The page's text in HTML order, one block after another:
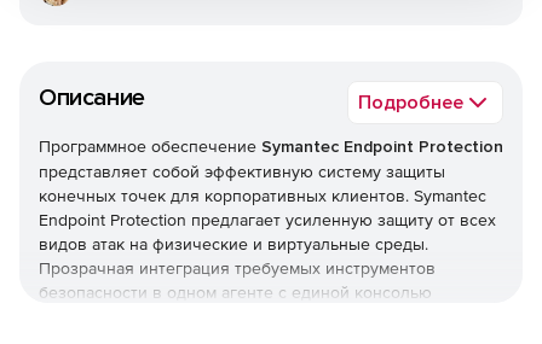
Описание Подробнее
Программное обеспечение Symantec Endpoint Protection
представляет собой эффективную систему защиты
конечных точек для корпоративных клиентов. Symantec
Endpoint Protection предлагает усиленную защиту от всех
видов атак на физические и виртуальные среды.
Прозрачная интеграция требуемых инструментов
безопасности в одном агенте с единой консолью